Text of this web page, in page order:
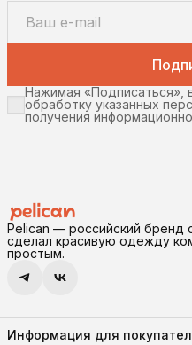
Нажимая «Подписаться»,
обработку указанных
получения
Pelican — российский бренд
сделал красивую одежду
простым.
Информация для